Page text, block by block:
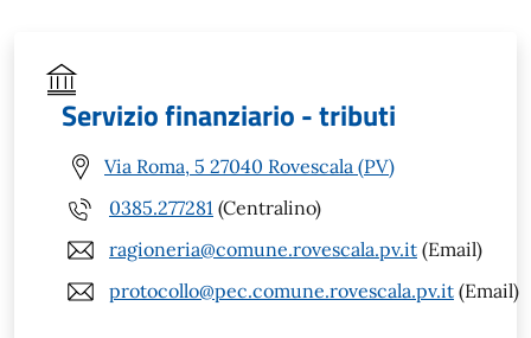
Servizio finanziario - tributi
Via Roma, 5 27040 Rovescala (PV)
0385.277281 (Centralino)
ragioneria@comune.rovescala.pv.it (Email)
protocollo@pec.comune.rovescala.pv.it (Email)